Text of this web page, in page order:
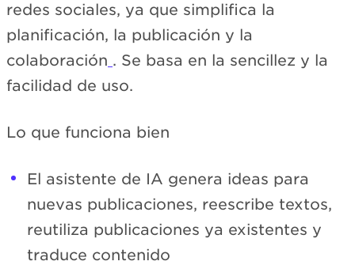
redes sociales, ya que simplifica la
planificación, la publicación y la
colaboración . Se basa en la sencillez y la
facilidad de uso.
Lo que funciona bien
El asistente de IA genera ideas para
nuevas publicaciones, reescribe textos,
reutiliza publicaciones ya existentes y
traduce contenido